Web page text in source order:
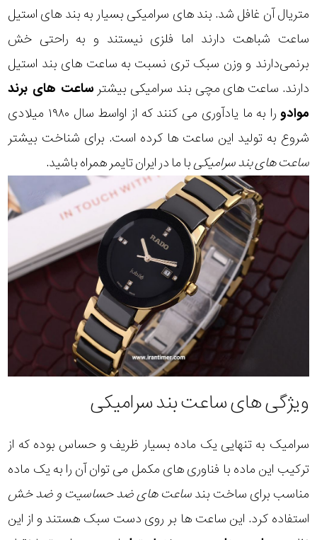
متریال آن غافل شد. بند های سرامیکی بسیار به بند های استیل
ساعت شباهت دارند اما فلزی نیستند و به راحتی خش
برنمی‌دارند و وزن سبک تری نسبت به ساعت های بند استیل
دارند. ساعت های مچی بند سرامیکی بیشتر ساعت های برند
موادو
را به ما یادآوری می کنند که از اواسط سال ۱۹۸۰ میلادی
شروع به تولید این ساعت ها کرده است. برای شناخت بیشتر
ساعت های بند سرامیکیبا ما در ایران تایمر همراه باشید.
ویژگی های ساعت بند سرامیکی
سرامیک به تنهایی یک ماده بسیار ظریف و حساس بوده که از
ترکیب این ماده با فناوری های مکمل می توان آن را به یک ماده
مناسب برای ساخت بندساعت های ضد حساسیت و ضد خش
استفاده کرد. این ساعت ها بر روی دست سبک هستند و از این